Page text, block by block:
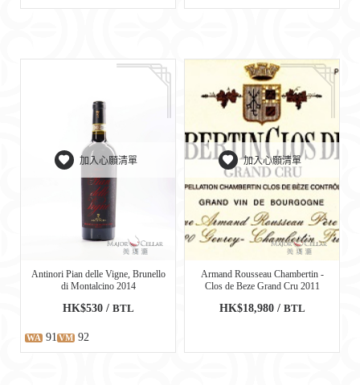
加入心願清單
Antinori Pian delle Vigne, Brunello
di Montalcino 2014
HK$530 / BTL
WA 91 VM 92
加入心願清單
Armand Rousseau Chambertin -
Clos de Beze Grand Cru 2011
HK$18,980 / BTL